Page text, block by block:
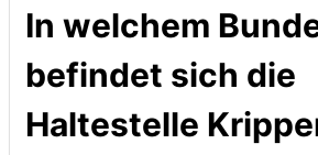
In welchem
befindet sich die
Haltestelle